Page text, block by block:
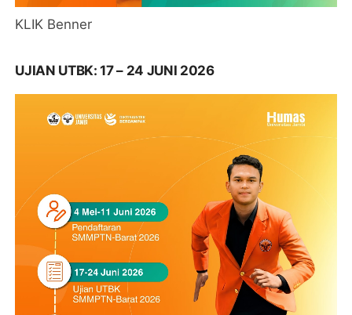
KLIK Benner
UJIAN UTBK: 17 – 24 JUNI 2026